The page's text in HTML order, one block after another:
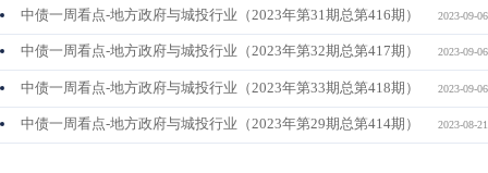
中债一周看点-地方政府与城投行业（2023年第31期总第416期） 2023-09-06
中债一周看点-地方政府与城投行业（2023年第32期总第417期） 2023-09-06
中债一周看点-地方政府与城投行业（2023年第33期总第418期） 2023-09-06
中债一周看点-地方政府与城投行业（2023年第29期总第414期） 2023-08-21